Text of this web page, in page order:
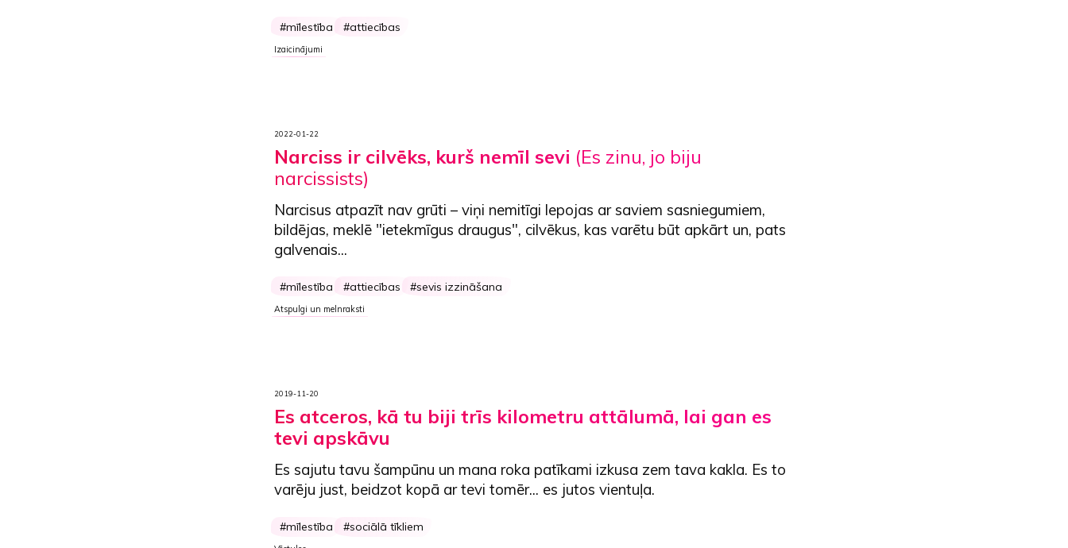
mīlestība attiecības
Izaicinājumi
2022-01-22
Narciss ir cilvēks, kurš nemīl sevi (Es zinu, jo biju
narcissists)
Narcisus atpazīt nav grūti – viņi nemitīgi lepojas ar saviem sasniegumiem,
bildējas, meklē "ietekmīgus draugus", cilvēkus, kas varētu būt apkārt un, pats
galvenais...
mīlestība attiecības sevis izzināšana
Atspulgi un melnraksti
2019-11-20
Es atceros, kā tu biji trīs kilometru attālumā, lai gan es
tevi apskāvu
Es sajutu tavu šampūnu un mana roka patīkami izkusa zem tava kakla. Es to
varēju just, beidzot kopā ar tevi tomēr... es jutos vientuļa.
mīlestība sociālā tīkliem